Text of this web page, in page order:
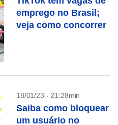
emprego no Brasil;
veja como concorrer
18/01/23 - 21:28min
Saiba como bloquear
um usuário no